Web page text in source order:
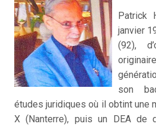
Patrick
janvier
(92),
son
études juridiques où il obtint une
X (Nanterre), puis un DEA